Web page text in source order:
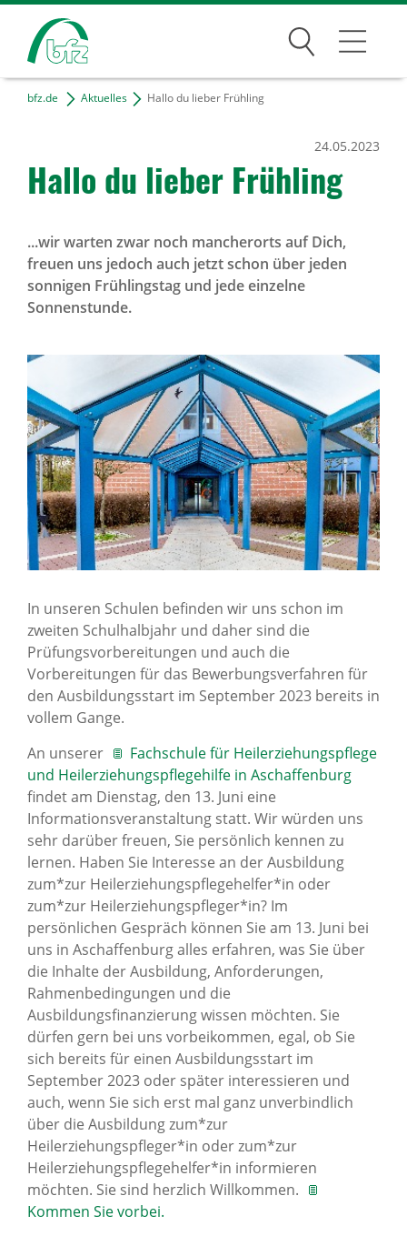
Suchen
Bildungsangebote
Karriere
Über uns
News Archiv
bfz.de Aktuelles Hallo du lieber Frühling
Hallo du lieber Früh­ling
24.05.2023
...wir warten zwar noch mancherorts auf Dich,
freuen uns jedoch auch jetzt schon über jeden
sonnigen Frühlingstag und jede einzelne
Sonnenstunde.
In unseren Schulen befinden wir uns schon im
zweiten Schulhalbjahr und daher sind die
Prüfungsvorbereitungen und auch die
Vorbereitungen für das Bewerbungsverfahren für
den Ausbildungsstart im September 2023 bereits in
vollem Gange.
An unserer
Fachschule für Heilerziehungspflege
und Heilerziehungspflegehilfe in Aschaffenburg
findet am Dienstag, den 13. Juni eine
Informationsveranstaltung statt. Wir würden uns
sehr darüber freuen, Sie persönlich kennen zu
lernen. Haben Sie Interesse an der Ausbildung
zum*zur Heilerziehungspflegehelfer*in oder
zum*zur Heilerziehungspfleger*in? Im
persönlichen Gespräch können Sie am 13. Juni bei
uns in Aschaffenburg alles erfahren, was Sie über
die Inhalte der Ausbildung, Anforderungen,
Rahmenbedingungen und die
Ausbildungsfinanzierung wissen möchten. Sie
dürfen gern bei uns vorbeikommen, egal, ob Sie
sich bereits für einen Ausbildungsstart im
September 2023 oder später interessieren und
auch, wenn Sie sich erst mal ganz unverbindlich
über die Ausbildung zum*zur
Heilerziehungspfleger*in oder zum*zur
Heilerziehungspflegehelfer*in informieren
möchten. Sie sind herzlich Willkommen.
Kommen Sie vorbei.